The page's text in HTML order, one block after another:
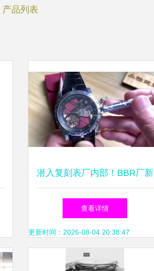
产品列表
潜入复刻表厂内部！BBR厂新
品罗杰杜彼王者系列全镂空陀
飞轮震撼来袭
查看详情
更新时间：2026-08-04 20:38:47